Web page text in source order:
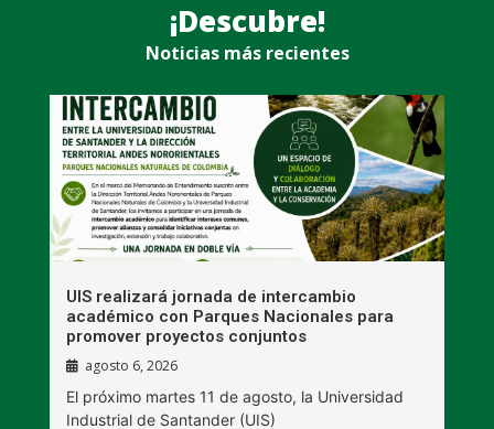
¡Descubre!
Noticias más recientes
UIS realizará jornada de intercambio
académico con Parques Nacionales para
promover proyectos conjuntos
agosto 6, 2026
El próximo martes 11 de agosto, la Universidad
Industrial de Santander (UIS)